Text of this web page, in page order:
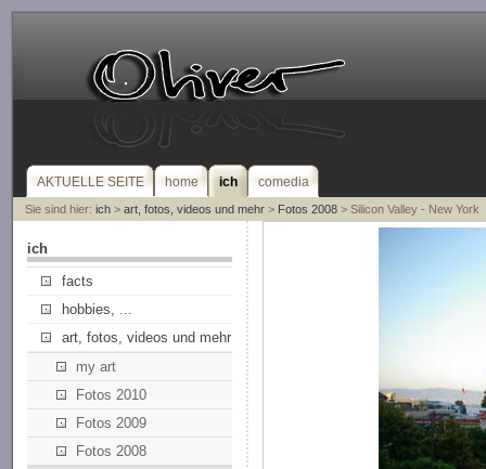
AKTUELLE SEITE home ich comedia
Sie sind hier: ich> art, fotos, videos und mehr> Fotos 2008> Silicon Valley - New York
ich
facts
hobbies, ...
art, fotos, videos und mehr
my art
Fotos 2010
Fotos 2009
Fotos 2008